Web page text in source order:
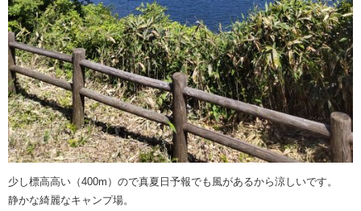
少し標高高い（400m）ので真夏日予報でも風があるから涼しいです。
静かな綺麗なキャンプ場。